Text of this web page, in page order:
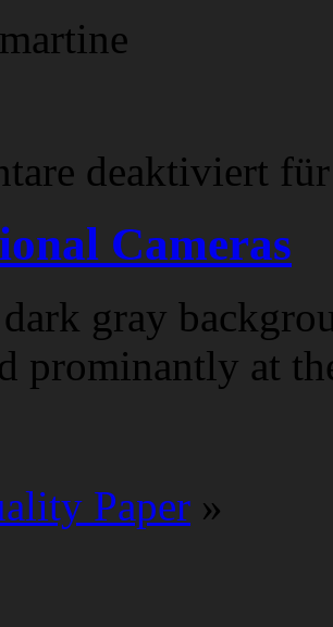
martine
deaktiviert
Cameras
gray
prominantly at
Paper »